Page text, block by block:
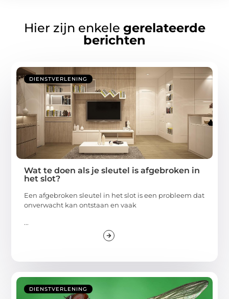
Hier zijn enkele gerelateerde
berichten
DIENSTVERLENING
Wat te doen als je sleutel is afgebroken in
het slot?
Een afgebroken sleutel in het slot is een probleem dat
onverwacht kan ontstaan en vaak
...
DIENSTVERLENING